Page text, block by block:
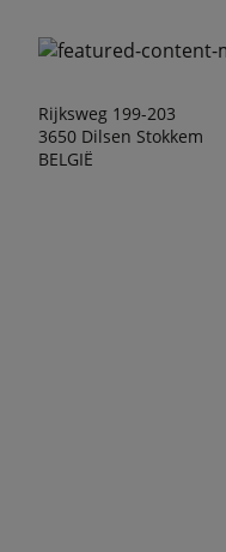
Rijksweg 199-203
3650 Dilsen Stokkem
BELGIË